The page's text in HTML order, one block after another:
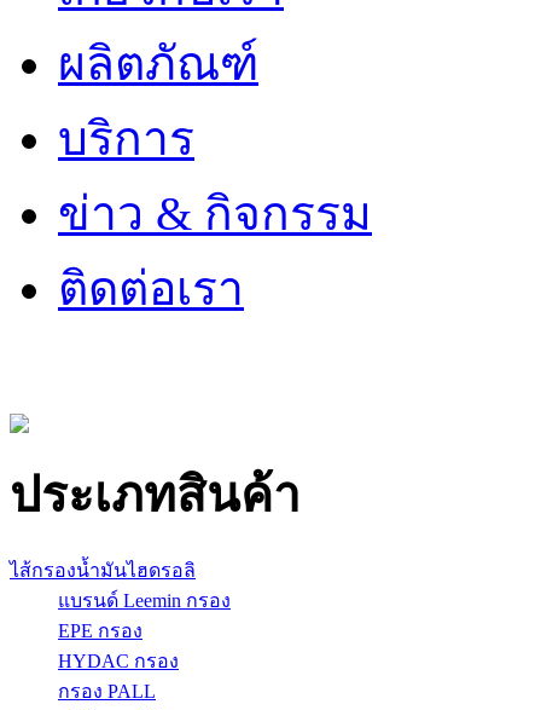
ผลิตภัณฑ์
บริการ
ข่าว & กิจกรรม
ติดต่อเรา
ประเภทสินค้า
ไส้กรองน้ำมันไฮดรอลิ
แบรนด์ Leemin กรอง
EPE กรอง
HYDAC กรอง
กรอง PALL